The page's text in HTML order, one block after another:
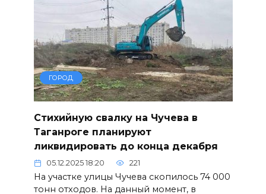
ГОРОД
Стихийную свалку на Чучева в
Таганроге планируют
ликвидировать до конца декабря
05.12.2025 18:20 221
На участке улицы Чучева скопилось 74 000
тонн отходов. На данный момент, в